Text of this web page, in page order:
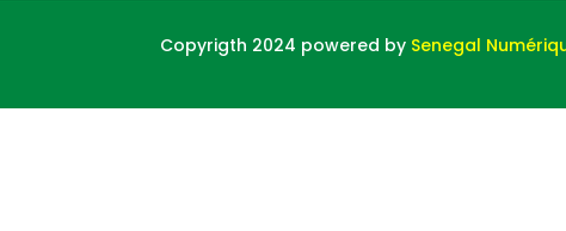
Copyrigth 2024 powered by Senegal